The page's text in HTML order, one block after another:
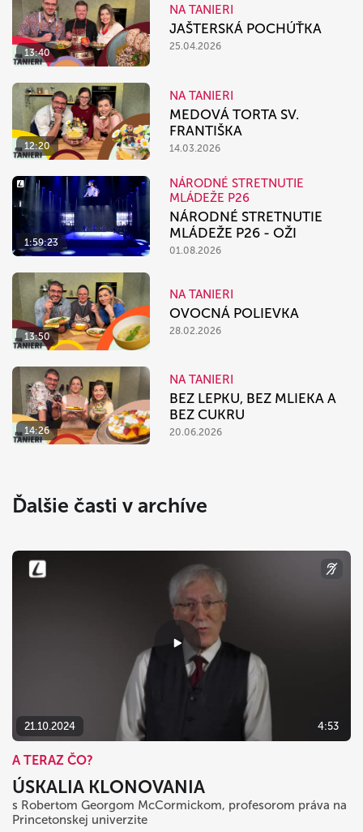
13:40
NA TANIERI
JAŠTERSKÁ POCHÚŤKA
25.04.2026
12:20
NA TANIERI
MEDOVÁ TORTA SV.
FRANTIŠKA
14.03.2026
1:59:23
NÁRODNÉ STRETNUTIE
MLÁDEŽE P26
NÁRODNÉ STRETNUTIE
MLÁDEŽE P26 - OŽI
01.08.2026
13:50
NA TANIERI
OVOCNÁ POLIEVKA
28.02.2026
14:26
NA TANIERI
BEZ LEPKU, BEZ MLIEKA A
BEZ CUKRU
20.06.2026
Ďalšie časti v archíve
21.10.2024 4:53
A TERAZ ČO?
ÚSKALIA KLONOVANIA
s Robertom Georgom McCormickom, profesorom práva na
Princetonskej univerzite